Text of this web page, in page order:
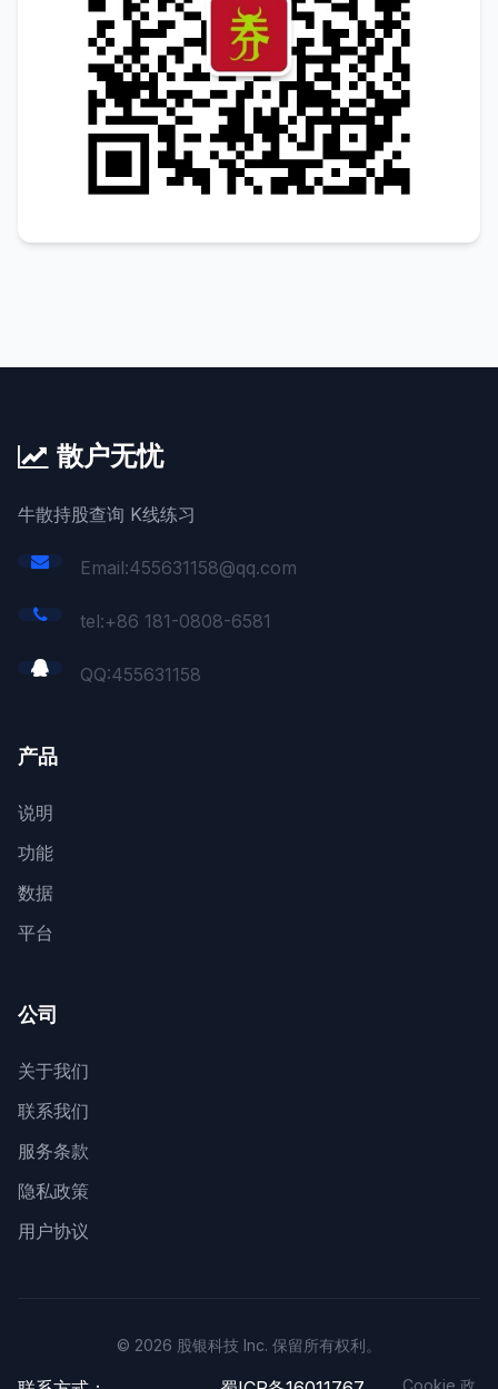
散户无忧
牛散持股查询 K线练习
Email:455631158@qq.com
tel:+86 181-0808-6581
QQ:455631158
产品
说明
功能
数据
平台
公司
关于我们
联系我们
服务条款
隐私政策
用户协议
© 2026 股银科技 Inc. 保留所有权利。
Cookie 政